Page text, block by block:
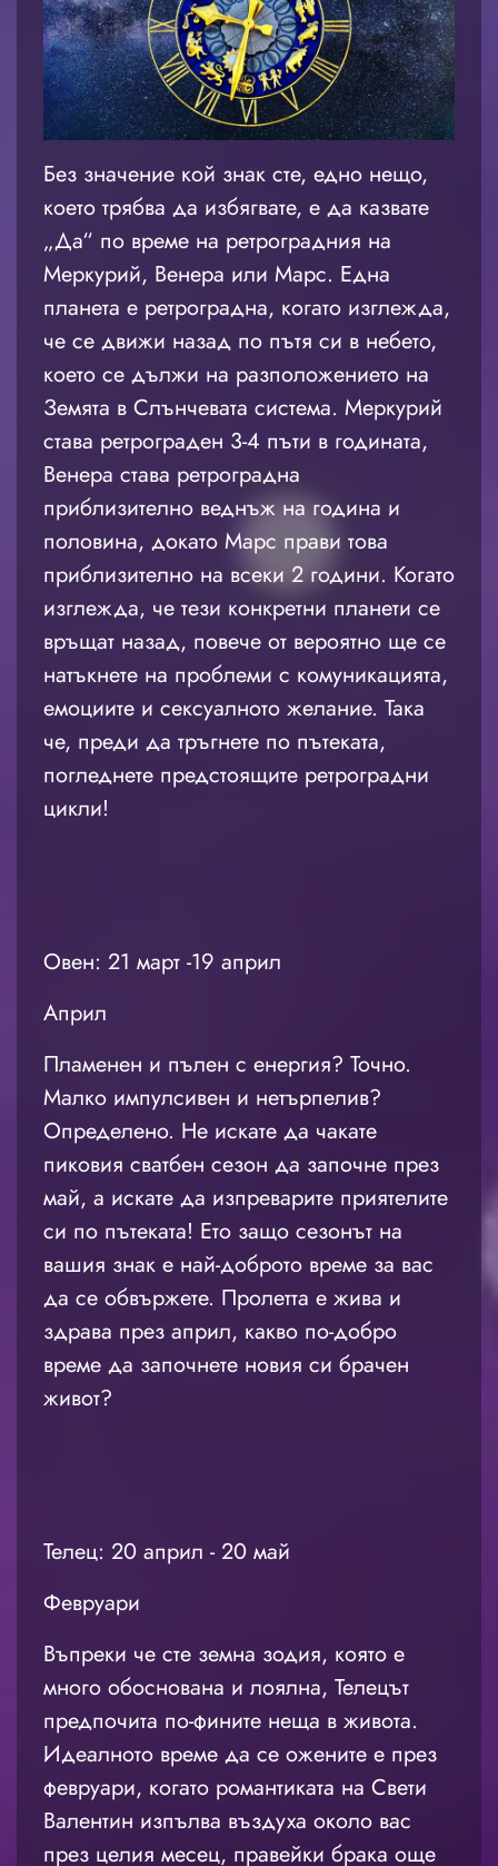
Без значение кой знак сте, едно нещо,
което трябва да избягвате, е да казвате
„Да“ по време на ретроградния на
Меркурий, Венера или Марс. Една
планета е ретроградна, когато изглежда,
че се движи назад по пътя си в небето,
което се дължи на разположението на
Земята в Слънчевата система. Меркурий
става ретрограден 3-4 пъти в годината,
Венера става ретроградна
приблизително веднъж на година и
половина, докато Марс прави това
приблизително на всеки 2 години. Когато
изглежда, че тези конкретни планети се
връщат назад, повече от вероятно ще се
натъкнете на проблеми с комуникацията,
емоциите и сексуалното желание. Така
че, преди да тръгнете по пътеката,
погледнете предстоящите ретроградни
цикли!
Овен: 21 март -19 април
Април
Пламенен и пълен с енергия? Точно.
Малко импулсивен и нетърпелив?
Определено. Не искате да чакате
пиковия сватбен сезон да започне през
май, а искате да изпреварите приятелите
си по пътеката! Ето защо сезонът на
вашия знак е най-доброто време за вас
да се обвържете. Пролетта е жива и
здрава през април, какво по-добро
време да започнете новия си брачен
живот?
Телец: 20 април - 20 май
Февруари
Въпреки че сте земна зодия, която е
много обоснована и лоялна, Телецът
предпочита по-фините неща в живота.
Идеалното време да се ожените е през
февруари, когато романтиката на Свети
Валентин изпълва въздуха около вас
през целия месец, правейки брака още